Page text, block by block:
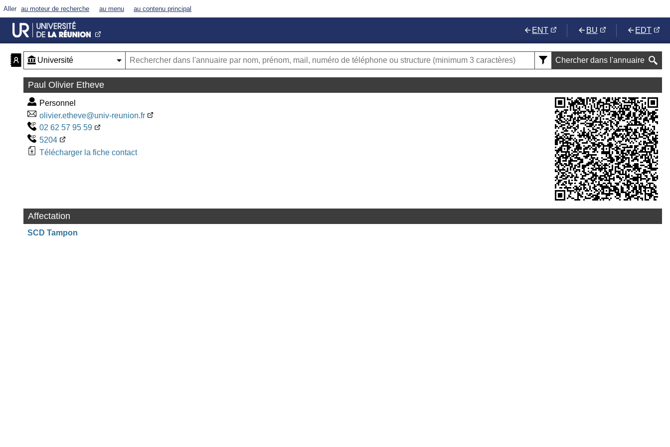
Aller au moteur de recherche au menu au contenu principal
ENT BU EDT
Chercher dans l'annuaire
Paul Olivier Etheve
Personnel
olivier.etheve@univ-reunion.fr
02 62 57 95 59
5204
Télécharger la fiche contact
Affectation
SCD Tampon